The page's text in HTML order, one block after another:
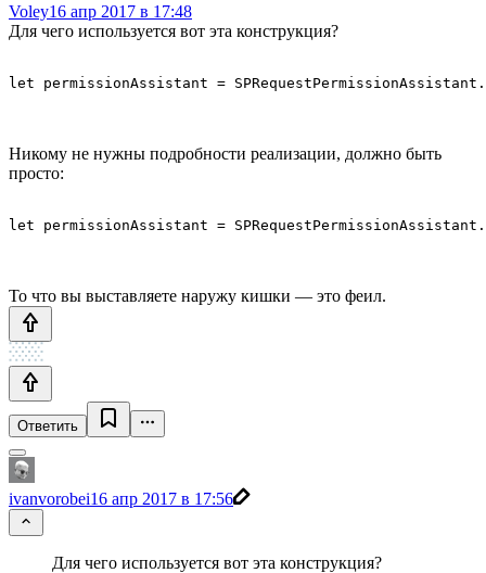
Voley16 апр 2017 в 17:48
Для чего используется вот эта конструкция?
Никому не нужны подробности реализации, должно быть
просто:
То что вы выставляете наружу кишки — это феил.
Ответить
ivanvorobei16 апр 2017 в 17:56
Для чего используется вот эта конструкция?